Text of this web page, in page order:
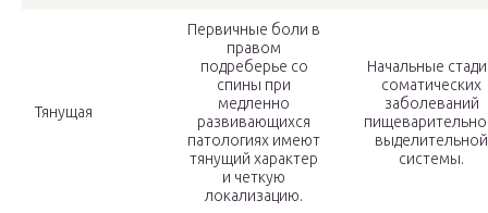
Тянущая
Первичные боли в
правом
подреберье со
спины при
медленно
развивающихся
патологиях имеют
тянущий характер
и четкую
локализацию.
Начальные
соматических
заболеваний
выделительной
системы.